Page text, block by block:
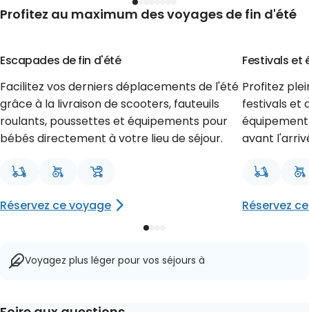
Profitez au maximum des voyages de fin d'été
Encore un voyage d'été
Escapades de fin d'été
Facilitez vos derniers déplacements de l'été
grâce à la livraison de scooters, fauteuils
roulants, poussettes et équipements pour
bébés directement à votre lieu de séjour.
Réservez ce voyage
Festivals et
Profitez
festivals et
avant
Réservez
Voyagez plus léger pour vos séjours à